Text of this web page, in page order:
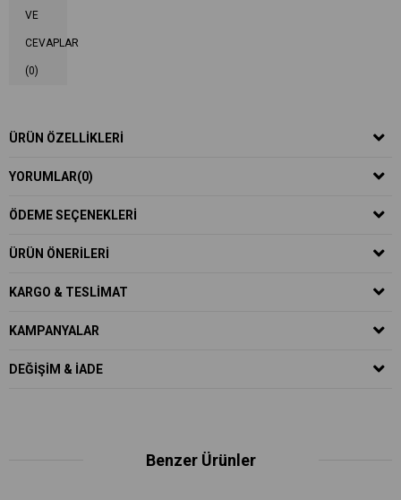
VE
CEVAPLAR
(0)
ÜRÜN ÖZELLIKLERI
YORUMLAR(0)
ÖDEME SEÇENEKLERI
ÜRÜN ÖNERILERI
KARGO & TESLIMAT
KAMPANYALAR
DEĞIŞIM & İADE
Benzer Ürünler